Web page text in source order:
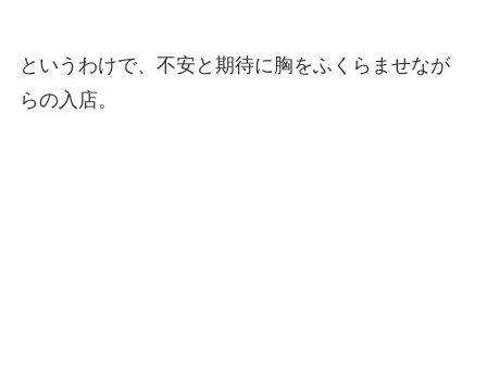
というわけで、不安と期待に胸をふくらませなが
らの入店。